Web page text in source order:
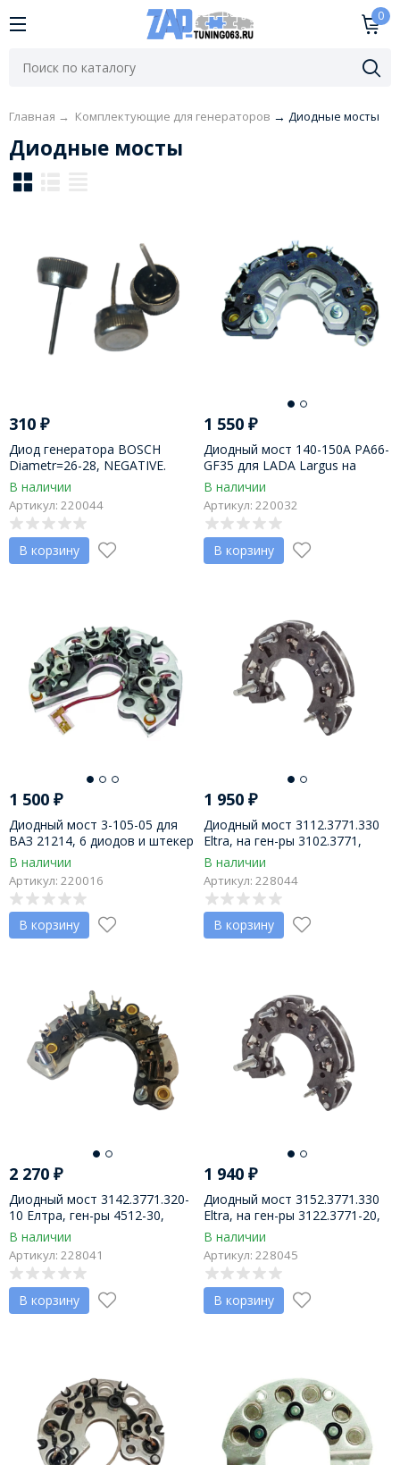
0
Главная → Комплектующие для генераторов → Диодные мосты
Диодные мосты
310 ₽
Диод генератора BOSCH
Diametr=26-28, NEGATIVE.
450V, 40A (1 шт.)
В наличии
Артикул: 220044
В корзину
1 550₽
Диодный мост 140-150A PA66-
GF35 для LADA Largus на
генераторы BOSCH
23100JD10A
В наличии
Артикул: 220032
В корзину
1 500 ₽
Диодный мост 3-105-05 для
ВАЗ 21214, 6 диодов и штекер
от фазы 2,8 мм, пр-во АО
Орбита
В наличии
Артикул: 220016
В корзину
1 950₽
Диодный мост 3112.3771.330
Eltra, на ген-ры 3102.3771,
3112.3771, 3122.3371,
3142.3771, 3152.3711
В наличии
Артикул: 228044
В корзину
2 270 ₽
Диодный мост 3142.3771.320-
10 Елтра, ген-ры 4512-30,
4532-20б, 4532-40
В наличии
Артикул: 228041
В корзину
1 940₽
Диодный мост 3152.3771.330
Eltra, на ген-ры 3122.3771-20,
3152.3771-(20,40,50)
В наличии
Артикул: 228045
В корзину